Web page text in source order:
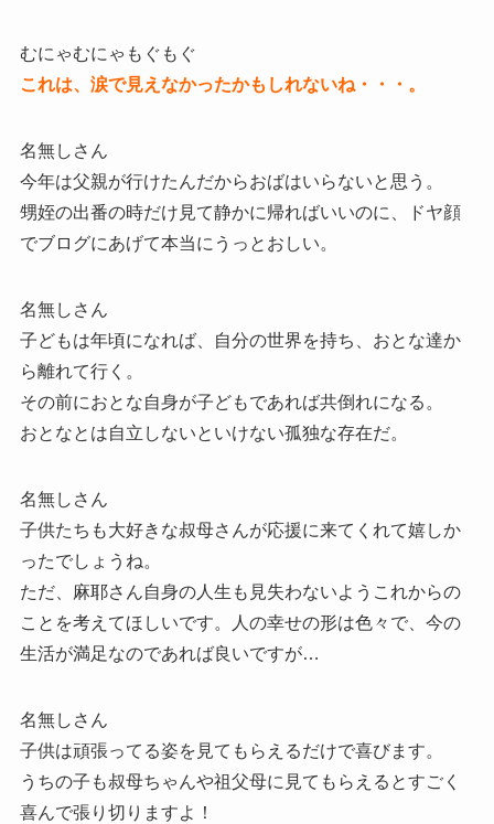
むにゃむにゃもぐもぐ
これは、涙で見えなかったかもしれないね・・・。
名無しさん
今年は父親が行けたんだからおばはいらないと思う。
甥姪の出番の時だけ見て静かに帰ればいいのに、ドヤ顔
でブログにあげて本当にうっとおしい。
名無しさん
子どもは年頃になれば、自分の世界を持ち、おとな達か
ら離れて行く。
その前におとな自身が子どもであれば共倒れになる。
おとなとは自立しないといけない孤独な存在だ。
名無しさん
子供たちも大好きな叔母さんが応援に来てくれて嬉しか
ったでしょうね。
ただ、麻耶さん自身の人生も見失わないようこれからの
ことを考えてほしいです。人の幸せの形は色々で、今の
生活が満足なのであれば良いですが…
名無しさん
子供は頑張ってる姿を見てもらえるだけで喜びます。
うちの子も叔母ちゃんや祖父母に見てもらえるとすごく
喜んで張り切りますよ！